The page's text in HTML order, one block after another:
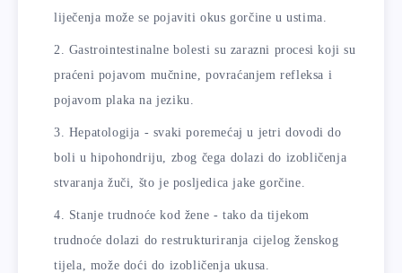
liječenja može se pojaviti okus gorčine u ustima.
Gastrointestinalne bolesti su zarazni procesi koji su
praćeni pojavom mučnine, povraćanjem refleksa i
pojavom plaka na jeziku.
Hepatologija - svaki poremećaj u jetri dovodi do
boli u hipohondriju, zbog čega dolazi do izobličenja
stvaranja žuči, što je posljedica jake gorčine.
Stanje trudnoće kod žene - tako da tijekom
trudnoće dolazi do restrukturiranja cijelog ženskog
tijela, može doći do izobličenja ukusa.